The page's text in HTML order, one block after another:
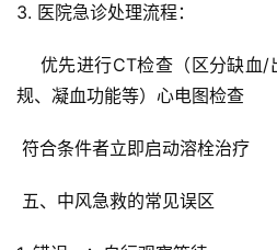
3. 医院急诊处理流程：
优先进行CT检查（区分缺血/
规、凝血功能等）心电图检查
符合条件者立即启动溶栓治疗
五、中风急救的常见误区